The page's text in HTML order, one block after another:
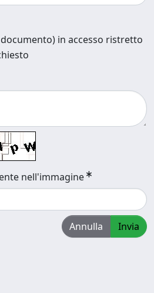
in accesso ristretto
nell'immagine
Annulla Invia